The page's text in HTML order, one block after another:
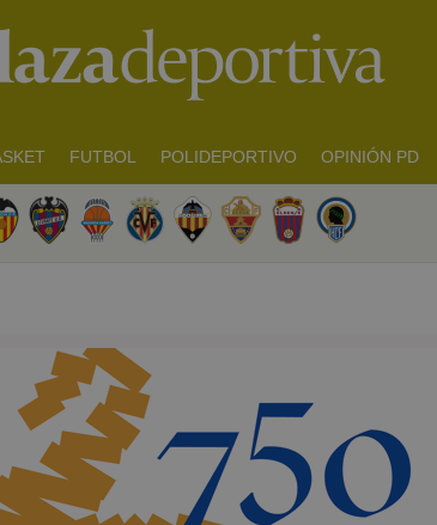
FUTBOL POLIDEPORTIVO OPINIÓN PD